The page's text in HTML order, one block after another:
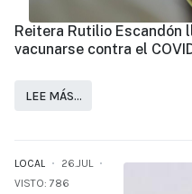
Reitera Rutilio Escandón
vacunarse contra el
LEE MÁS…
LOCAL
26.JUL
VISTO: 786